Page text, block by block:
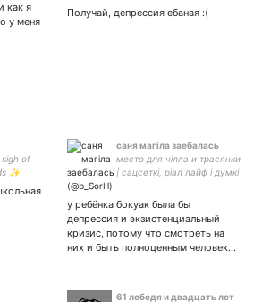
как я
у меня
рассказы, че-то шучу.
Straight girl with queer
Получай, депрессия ебаная :(
of
✨
саня магіла заебалась
место для чілла и трасянки
| сацсеткі, ріал лайф і думкі
от ближнего своего и
будет тебе шчасьце
у ребёнка бокуак была бы
депрессия и экзистенциальный
кризис, потому что смотреть на
них и быть полноценным человек…
61 лебедя и двадцать лет